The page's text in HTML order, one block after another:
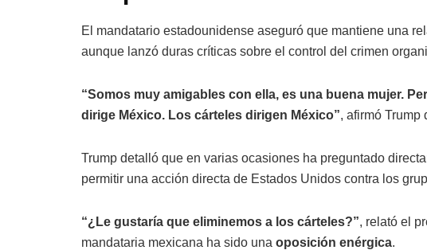
El mandatario estadounidense aseguró que mantiene una
aunque lanzó duras críticas sobre el control del crimen
“Somos muy amigables con ella, es una buena mujer.
dirige México. Los cárteles dirigen México”, afirmó Trump
Trump detalló que en varias ocasiones ha preguntado
permitir una acción directa de Estados Unidos contra los
“¿Le gustaría que eliminemos a los cárteles?”, relató el
mandataria mexicana ha sido una oposición enérgica.